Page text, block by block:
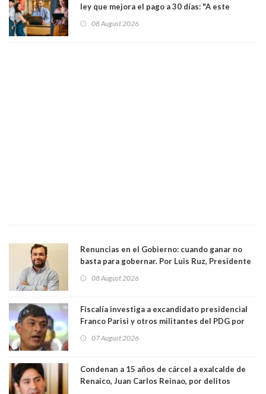
ley que mejora el pago a 30 días: "A este
medianas empresas"
08 August 2026
Renuncias en el Gobierno: cuando ganar no
basta para gobernar. Por Luis Ruz, Presidente
08 August 2026
Fiscalía investiga a excandidato presidencial
Franco Parisi y otros militantes del PDG por
07 August 2026
Condenan a 15 años de cárcel a exalcalde de
Renaico, Juan Carlos Reinao, por delitos